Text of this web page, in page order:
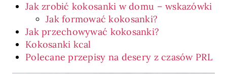
Jak zrobić kokosanki w domu – wskazówki
Jak formować kokosanki?
Jak przechowywać kokosanki?
Kokosanki kcal
Polecane przepisy na desery z czasów PRL